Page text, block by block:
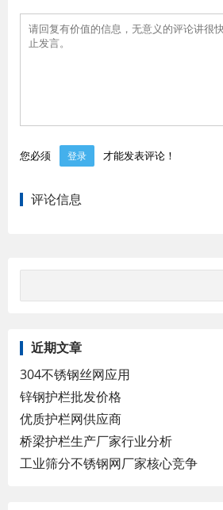
您必须 登录 才能发表评论！
评论信息
近期文章
304不锈钢丝网应用
锌钢护栏批发价格
优质护栏网供应商
桥梁护栏生产厂家行业分析
工业筛分不锈钢网厂家核心竞争